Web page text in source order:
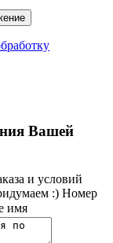
Вашей
и условий
:) Номер
имя